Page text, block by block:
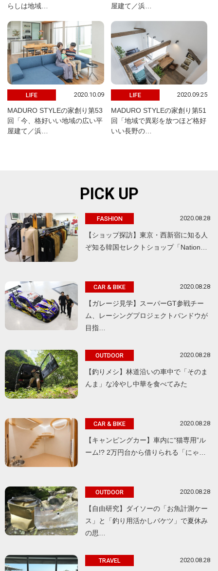
らしは地域…
屋建て／浜…
LIFE 2020.10.09
MADURO STYLEの家創り第53
回「今、格好いい地域の広い平
屋建て／浜…
LIFE 2020.09.25
MADURO STYLEの家創り第51
回「地域で異彩を放つほど格好
いい長野の…
PICK UP
FASHION 2020.08.28
【ショップ探訪】東京・西新宿に知る人
ぞ知る韓国セレクトショップ「Nation…
CAR & BIKE 2020.08.28
【ガレージ見学】スーパーGT参戦チー
ム、レーシングプロジェクトバンドウが
目指…
OUTDOOR 2020.08.28
【釣りメシ】林道沿いの車中で「そのま
んま」な冷やし中華を食べてみた
CAR & BIKE 2020.08.28
【キャンピングカー】車内に“猫専用”ル
ーム!? 2万円台から借りられる「にゃ…
OUTDOOR 2020.08.28
【自由研究】ダイソーの「お魚計測ケー
ス」と「釣り用活かしバケツ」で夏休み
の思…
TRAVEL 2020.08.28